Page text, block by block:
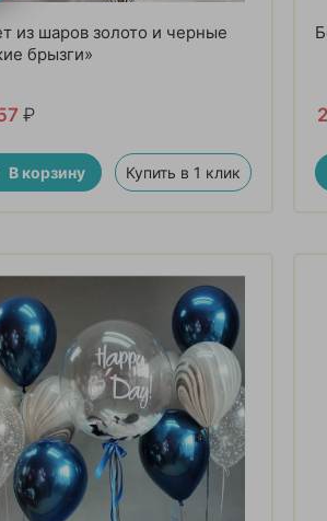
из шаров золото и черные
брызги»
₽
В корзину Купить в 1 клик